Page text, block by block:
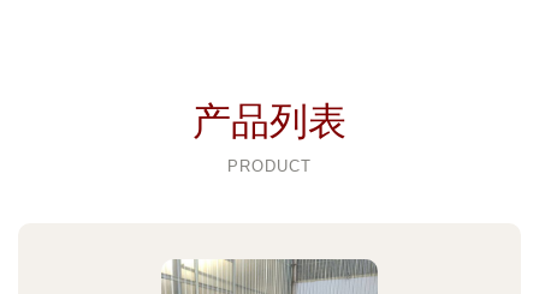
产品列表
PRODUCT